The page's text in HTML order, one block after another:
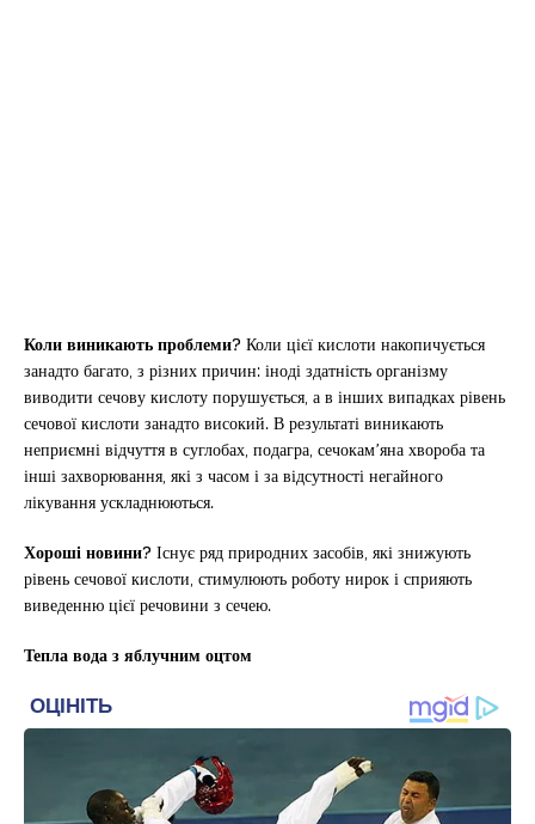
Коли виникають проблеми? Коли цієї кислоти накопичується
занадто багато, з різних причин: іноді здатність організму
виводити сечову кислоту порушується, а в інших випадках рівень
сечової кислоти занадто високий. В результаті виникають
неприємні відчуття в суглобах, подагра, сечокам’яна хвороба та
інші захворювання, які з часом і за відсутності негайного
лікування ускладнюються.
Хороші новини? Існує ряд природних засобів, які знижують
рівень сечової кислоти, стимулюють роботу нирок і сприяють
виведенню цієї речовини з сечею.
Тепла вода з яблучним оцтом